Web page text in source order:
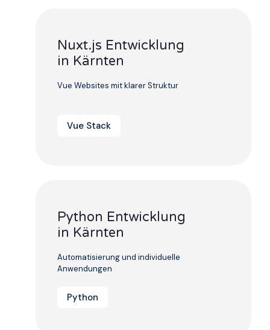
Nuxt.js Entwicklung
in Kärnten
Vue Websites mit klarer Struktur
Vue Stack
Python Entwicklung
in Kärnten
Automatisierung und individuelle
Anwendungen
Python